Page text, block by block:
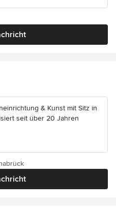
& Kunst mit Sitz in
seit über 20 Jahren